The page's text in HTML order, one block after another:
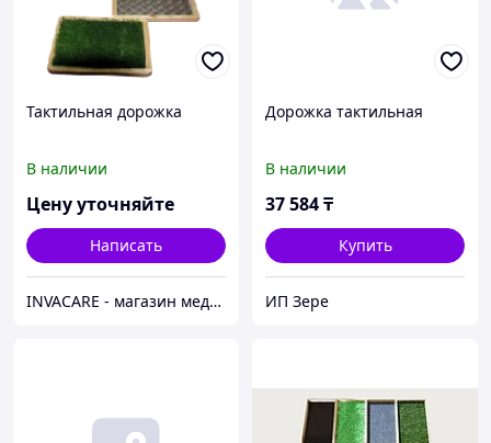
Тактильная дорожка
В наличии
Цену уточняйте
Написать
INVACARE - магазин медицинской техники и оборудования
Дорожка тактильная
В наличии
37 584₸
Купить
ИП Зере